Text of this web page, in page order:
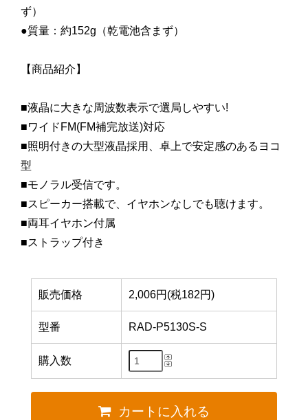
ず）
●質量：約152g（乾電池含まず）
【商品紹介】
■液晶に大きな周波数表示で選局しやすい!
■ワイドFM(FM補完放送)対応
■照明付きの大型液晶採用、卓上で安定感のあるヨコ
型
■モノラル受信です。
■スピーカー搭載で、イヤホンなしでも聴けます。
■両耳イヤホン付属
■ストラップ付き
販売価格 2,006円(税182円)
型番 RAD-P5130S-S
購入数
カートに入れる